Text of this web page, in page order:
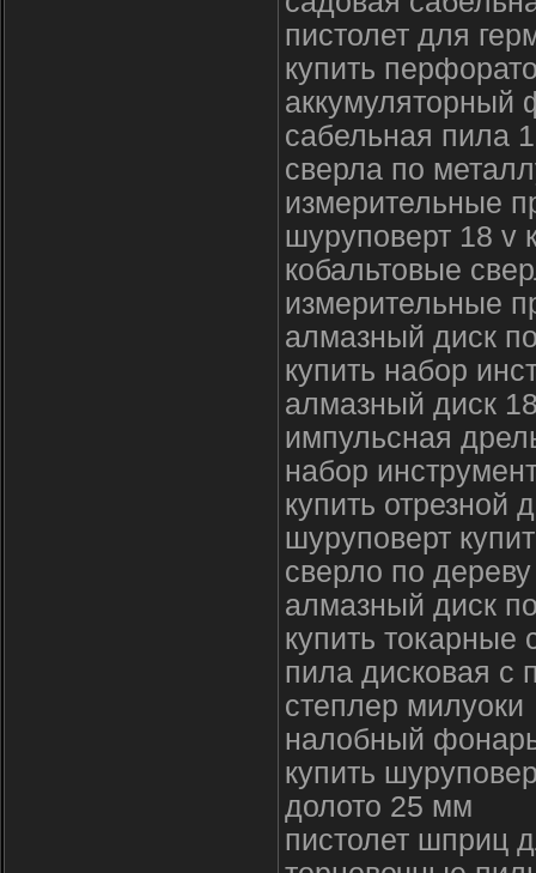
пистолет для
купить
аккумуляторный
сабельная пила
сверла по
измерительные
шуруповерт 18 v
кобальтовые
измерительные
алмазный диск
купить набор
алмазный диск
импульсная
набор
купить
шуруповерт
сверло по
алмазный диск
купить токарные
пила дисковая с
степлер милуоки
налобный
купить
долото 25 мм
пистолет шприц